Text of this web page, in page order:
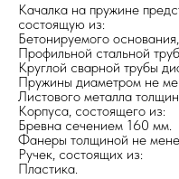
Качалка на пружине
состоящую из:
Бетонируемого
Профильной стальной
Круглой сварной трубы
Пружины диаметром не
Листового металла
Корпуса, состоящего из:
Бревна сечением 160 мм.
Фанеры толщиной не
Ручек, состоящих из:
Пластика.